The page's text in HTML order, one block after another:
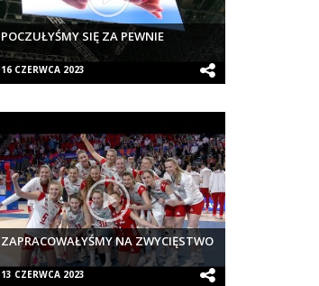
POCZUŁYŚMY SIĘ ZA PEWNIE
16 CZERWCA 2023
ZAPRACOWAŁYŚMY NA ZWYCIĘSTWO
13 CZERWCA 2023